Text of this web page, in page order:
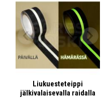
Liukuesteteippi
jälkivalaisevalla raidalla